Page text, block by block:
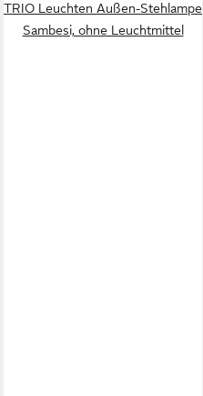
TRIO Leuchten Außen-Stehlampe
Sambesi, ohne Leuchtmittel